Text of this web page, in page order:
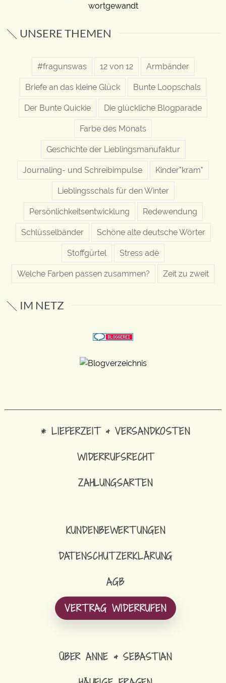
wortgewandt
UNSERE THEMEN
#fragunswas 12 von 12 Armbänder
Briefe an das kleine Glück Bunte Loopschals
Der Bunte Quickie Die glückliche Blogparade
Farbe des Monats
Geschichte der Lieblingsmanufaktur
Journaling- und Schreibimpulse Kinder"kram"
Lieblingsschals für den Winter
Persönlichkeitsentwicklung Redewendung
Schlüsselbänder Schöne alte deutsche Wörter
Stoffgürtel Stress adé
Welche Farben passen zusammen? Zeit zu zweit
IM NETZ
* LIEFERZEIT & VERSANDKOSTEN
WIDERRUFSRECHT
ZAHLUNGSARTEN
KUNDENBEWERTUNGEN
DATENSCHUTZERKLÄRUNG
AGB
VERTRAG WIDERRUFEN
ÜBER ANNE & SEBASTIAN